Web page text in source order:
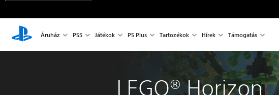
Áruház PS5 Játékok PS Plus Tartozékok Hírek Támogatás
LEGO® Horizon